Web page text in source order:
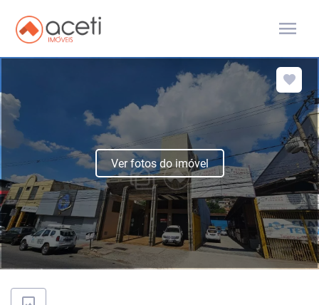
menu
Ver fotos do imóvel